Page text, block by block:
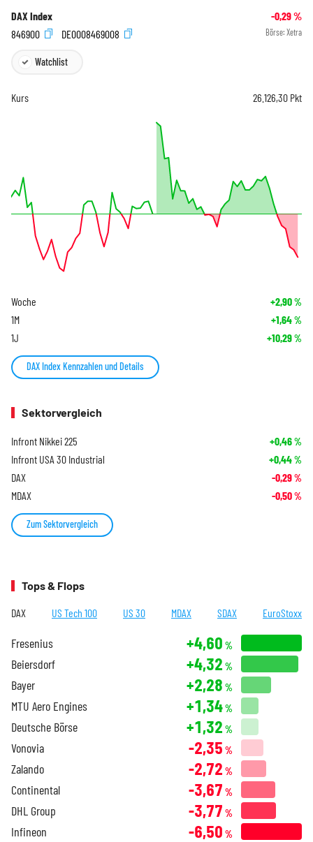
DAX Index -0,29%
846900
DE0008469008 Börse: Xetra
Watchlist
Kurs 26.126,30 Pkt
Woche +2,90%
1M +1,64%
1J +10,29%
DAX Index Kennzahlen und Details
Sektorvergleich
Infront Nikkei 225 +0,46%
Infront USA 30 Industrial +0,44%
DAX -0,29%
MDAX -0,50%
Zum Sektorvergleich
Tops & Flops
DAX US Tech 100 US 30 MDAX SDAX EuroStoxx
Fresenius +4,60 %
Beiersdorf +4,32 %
Bayer +2,28 %
MTU Aero Engines +1,34%
Deutsche Börse +1,32 %
Vonovia -2,35 %
Zalando -2,72 %
Continental -3,67 %
DHL Group -3,77 %
Infineon -6,50 %